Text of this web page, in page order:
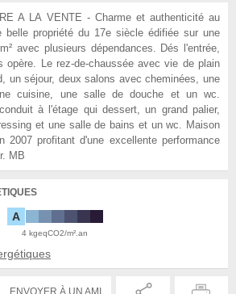
A LA VENTE - Charme et authenticité au
belle propriété du 17e siècle édifiée sur une
avec plusieurs dépendances. Dés l'entrée,
opère. Le rez-de-chaussée avec vie de plain
un séjour, deux salons avec cheminées, une
cuisine, une salle de douche et un wc.
à l'étage qui dessert, un grand palier,
et une salle de bains et un wc. Maison
2007 profitant d'une excellente performance
MB
A
4 kgeqCO2/m².an
ENVOYER À UN AMI